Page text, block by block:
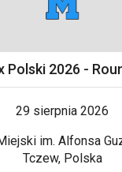
Polski 2026 -
29 sierpnia 2026
im. Alfonsa
Tczew, Polska